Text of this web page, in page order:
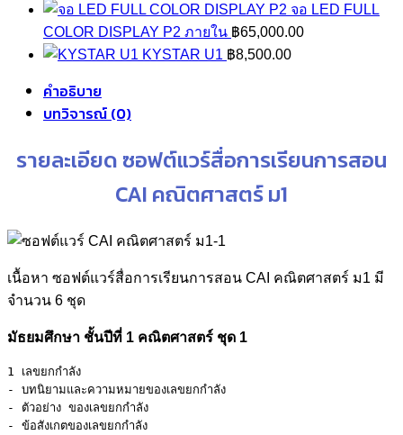
จอ LED FULL
COLOR DISPLAY P2 ภายใน ฿65,000.00
KYSTAR U1 ฿8,500.00
คำอธิบาย
บทวิจารณ์ (0)
รายละเอียด ซอฟต์แวร์สื่อการเรียนการสอน
CAI คณิตศาสตร์ ม1
เนื้อหา ซอฟต์แวร์สื่อการเรียนการสอน CAI คณิตศาสตร์ ม1 มี
จำนวน 6 ชุด
มัธยมศึกษา ชั้นปีที่ 1 คณิตศาสตร์ ชุด 1
1 เลขยกกำลัง
- บทนิยามและความหมายของเลขยกกำลัง
- ตัวอย่าง ของเลขยกกำลัง
- ข้อสังเกตของเลขยกกำลัง